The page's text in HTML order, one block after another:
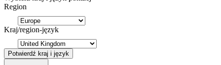
Region
Kraj/region-język
Potwierdź kraj i język